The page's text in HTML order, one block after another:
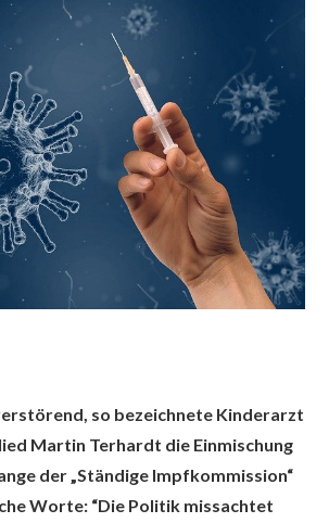
so bezeichnete Kinderarzt
Martin Terhardt die Einmischung
der „Ständige Impfkommission“
Worte: “Die Politik missachtet